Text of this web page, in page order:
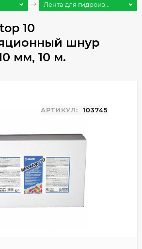
Лента для гидроиз...
10
шнур
мм, 10 м.
АРТИКУЛ: 103745